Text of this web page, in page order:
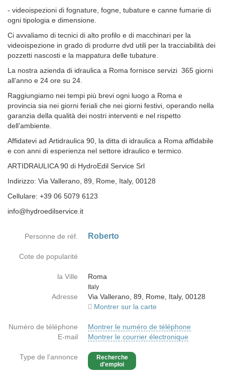
- videoispezioni di fognature, fogne, tubature e canne fumarie di
ogni tipologia e dimensione.
Ci avvaliamo di tecnici di alto profilo e di macchinari per la
videoispezione in grado di produrre dvd utili per la tracciabilità dei
pozzetti nascosti e la mappatura delle tubature.
La nostra azienda di idraulica a Roma fornisce servizi 365 giorni
all’anno e 24 ore su 24.
Raggiungiamo nei tempi più brevi ogni luogo a Roma e
provincia sia nei giorni feriali che nei giorni festivi, operando nella
garanzia della qualità dei nostri interventi e nel rispetto
dell’ambiente.
Affidatevi ad Artidraulica 90, la ditta di idraulica a Roma affidabile
e con anni di esperienza nel settore idraulico e termico.
ARTIDRAULICA 90 di HydroEdil Service Srl
Indirizzo: Via Vallerano, 89, Rome, Italy, 00128
Cellulare: +39 06 5079 6123
info@hydroedilservice.it
Personne de réf. Roberto
Cote de popularité
la Ville
Roma
Country
Italy
Adresse
Via Vallerano, 89, Rome, Italy, 00128
Montrer sur la carte
Numéro de téléphone
Montrer le numéro de téléphone
E-mail
Montrer le courrier électronique
Type de l'annonce
Recherche
d'emploi